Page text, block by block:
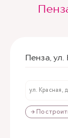
Пенза, ул.
ул. Красная,
→